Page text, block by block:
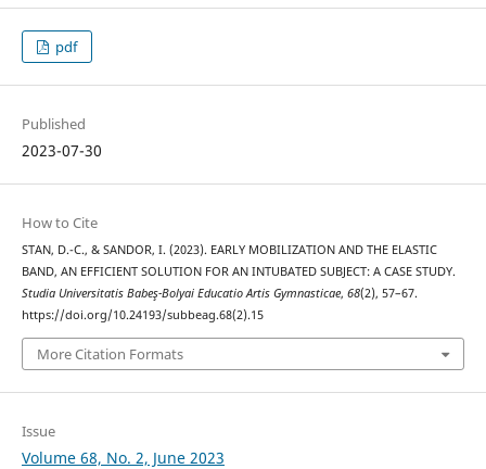
pdf
Published
2023-07-30
How to Cite
STAN, D.-C., & SANDOR, I. (2023). EARLY MOBILIZATION AND THE ELASTIC
BAND, AN EFFICIENT SOLUTION FOR AN INTUBATED SUBJECT: A CASE STUDY.
Studia Universitatis Babeş-Bolyai Educatio Artis Gymnasticae, 68(2), 57–67.
https://doi.org/10.24193/subbeag.68(2).15
More Citation Formats
Issue
Volume 68, No. 2, June 2023